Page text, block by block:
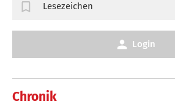
Chronik
Lesezeichen
Login